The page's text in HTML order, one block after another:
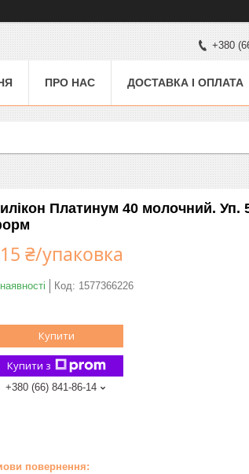
+380
ПРО НАС ДОСТАВКА І ОПЛАТА
Платинум 40 молочний. Уп.
₴/упаковка
Код: 1577366226
Купити
Купити з
+380 (66) 841-86-14